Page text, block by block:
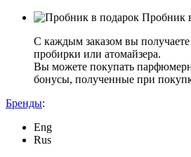
Пробник
С каждым заказом вы
пробирки или атомайзера.
Вы можете покупать
бонусы, полученные при
Бренды:
Eng
Rus